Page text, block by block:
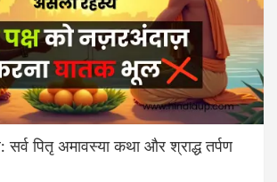
सर्व पितृ अमावस्या कथा और श्राद्ध तर्पण